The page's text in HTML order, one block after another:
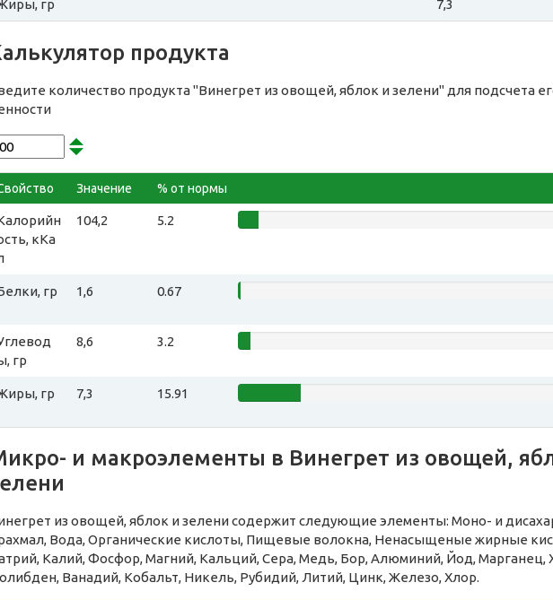
гр 7,3
продукта
количество продукта "Винегрет из овощей, яблок и зелени" для подсчета
Значение % от нормы
кКа
104,2 5.2
гр 1,6 0.67
гр
8,6 3.2
гр 7,3 15.91
и макроэлементы в Винегрет из овощей,
из овощей, яблок и зелени содержит следующие элементы: Моно- и
Вода, Органические кислоты, Пищевые волокна, Ненасыщеные жирные
Калий, Фосфор, Магний, Кальций, Сера, Медь, Бор, Алюминий, Йод, Марганец,
Ванадий, Кобальт, Никель, Рубидий, Литий, Цинк, Железо, Хлор.